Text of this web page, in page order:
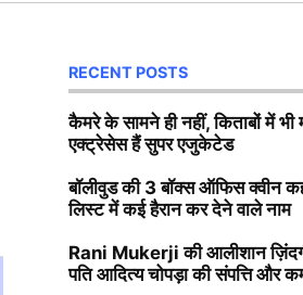
RECENT POSTS
कैमरे के सामने ही नहीं, किताबों में भी
एक्ट्रेसेस हैं सुपर एजुकेटेड
बॉलीवुड की 3 बॉक्स ऑफिस क्वीन
लिस्ट में कई हैरान कर देने वाले नाम
Rani Mukerji की आलीशान
पति आदित्य चोपड़ा की संपत्ति और